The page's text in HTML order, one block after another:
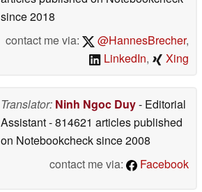
since 2018
contact me via:
@HannesBrecher,
LinkedIn, Xing
Translator: Ninh Ngoc Duy- Editorial
Assistant- 814621 articles published
on Notebookchecksince 2008
contact me via:
Facebook